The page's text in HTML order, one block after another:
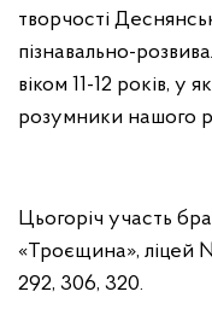
творчості
пізнавально-
віком 11-12 років, у
розумники нашого
Цьогоріч участь
«Троєщина», ліцей
292, 306, 320.